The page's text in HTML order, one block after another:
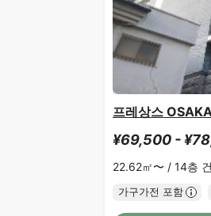
프레상스
¥69,500 -
22.62㎡〜 / 14층
가구가전 포함